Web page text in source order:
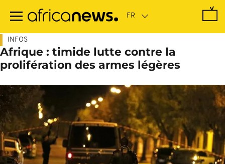
contenu
INFOS
Afrique : timide lutte contre la
prolifération des armes légères